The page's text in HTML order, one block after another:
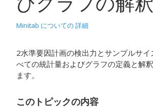
Minitab についての 詳細
2水準要因計画の検出力とサンプルサイ
べての統計量およびグラフの定義と解
ます。
このトピックの内容